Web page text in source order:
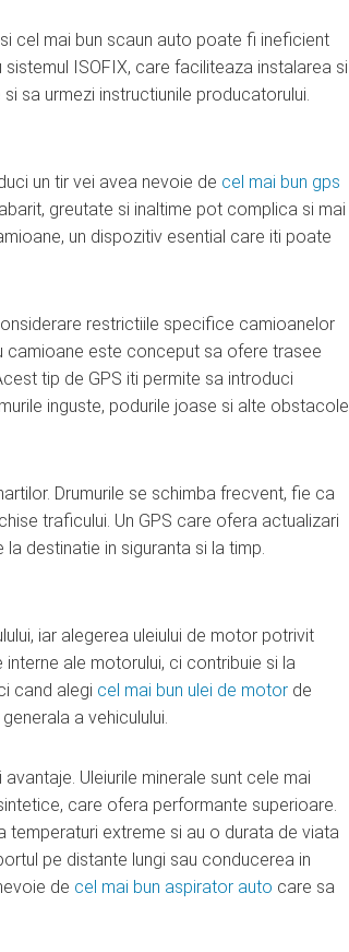
cel mai bun scaun auto poate fi ineficient
ISOFIX, care faciliteaza instalarea si
sa urmezi instructiunile producatorului.
un tir vei avea nevoie de cel mai bun gps
greutate si inaltime pot complica si mai
un dispozitiv esential care iti poate
restrictiile specifice camioanelor
camioane este conceput sa ofere trasee
tip de GPS iti permite sa introduci
inguste, podurile joase si alte obstacole
Drumurile se schimba frecvent, fie ca
traficului. Un GPS care ofera actualizari
destinatie in siguranta si la timp.
iar alegerea uleiului de motor potrivit
ale motorului, ci contribuie si la
cand alegi cel mai bun ulei de motor de
a vehiculului.
Uleiurile minerale sunt cele mai
care ofera performante superioare.
temperaturi extreme si au o durata de viata
pe distante lungi sau conducerea in
de cel mai bun aspirator auto care sa